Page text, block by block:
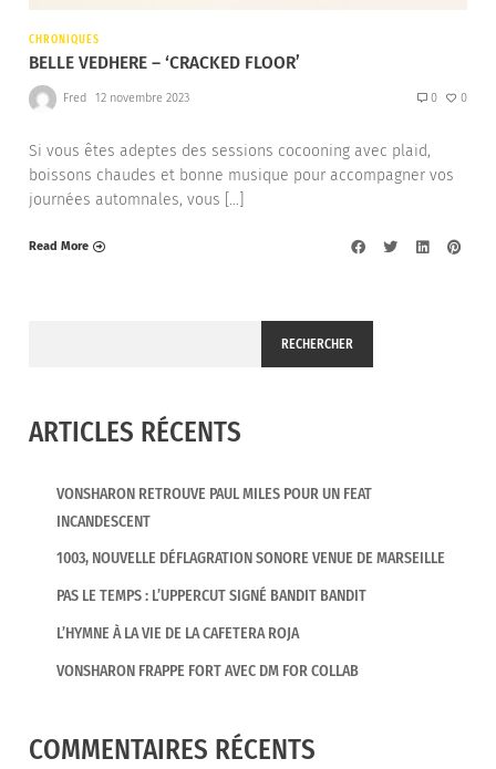
CHRONIQUES
BELLE VEDHERE – ‘CRACKED FLOOR’
Fred 12 novembre 2023 0 0
Si vous êtes adeptes des sessions cocooning avec plaid,
boissons chaudes et bonne musique pour accompagner vos
journées automnales, vous […]
Read More
RECHERCHER
ARTICLES RÉCENTS
VONSHARON RETROUVE PAUL MILES POUR UN FEAT
INCANDESCENT
1003, NOUVELLE DÉFLAGRATION SONORE VENUE DE MARSEILLE
PAS LE TEMPS : L’UPPERCUT SIGNÉ BANDIT BANDIT
L’HYMNE À LA VIE DE LA CAFETERA ROJA
VONSHARON FRAPPE FORT AVEC DM FOR COLLAB
COMMENTAIRES RÉCENTS